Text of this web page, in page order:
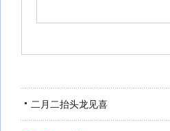
二月二抬头龙见喜